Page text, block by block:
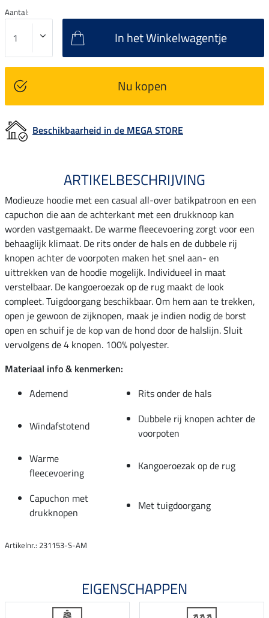
Aantal:
In het Winkelwagentje
Nu kopen
Beschikbaarheid in de MEGA STORE
ARTIKELBESCHRIJVING
Modieuze hoodie met een casual all-over batikpatroon en een
capuchon die aan de achterkant met een drukknoop kan
worden vastgemaakt. De warme fleecevoering zorgt voor een
behaaglijk klimaat. De rits onder de hals en de dubbele rij
knopen achter de voorpoten maken het snel aan- en
uittrekken van de hoodie mogelijk. Individueel in maat
verstelbaar. De kangoeroezak op de rug maakt de look
compleet. Tuigdoorgang beschikbaar. Om hem aan te trekken,
open je gewoon de zijknopen, maak je indien nodig de borst
open en schuif je de kop van de hond door de halslijn. Sluit
vervolgens de 4 knopen. 100% polyester.
Materiaal info & kenmerken:
Ademend
Rits onder de hals
Windafstotend
Dubbele rij knopen achter de
voorpoten
Warme
fleecevoering
Kangoeroezak op de rug
Capuchon met
drukknopen
Met tuigdoorgang
Artikelnr.: 231153-S-AM
EIGENSCHAPPEN